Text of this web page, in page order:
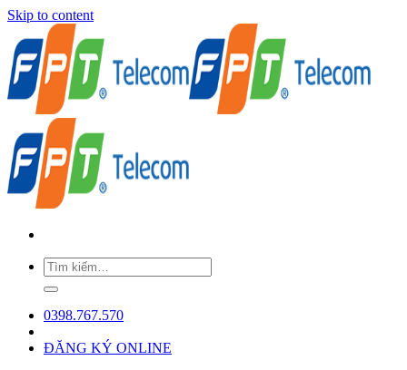
Skip to content
0398.767.570
ĐĂNG KÝ ONLINE